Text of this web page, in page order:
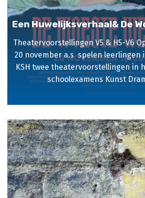
Een Huwelijksverhaal& De
Theatervoorstellingen V5 & H5-V6
20 november a.s spelen leerlingen
KSH twee theatervoorstellingen in
schoolexamens Kunst